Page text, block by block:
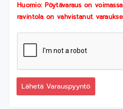
Huomio: Pöytävaraus on
ravintola on vahvistanut
Lähetä Varauspyyntö